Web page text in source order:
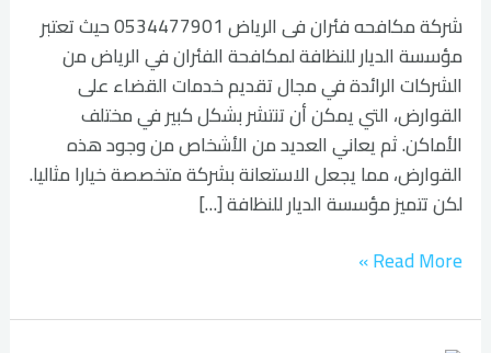
شركة مكافحه فئران فى الرياض 0534477901 حيث تعتبر
مؤسسة الديار للنظافة لمكافحة الفئران في الرياض من
الشركات الرائدة في مجال تقديم خدمات القضاء على
القوارض، التي يمكن أن تنتشر بشكل كبير في مختلف
الأماكن. ثم يعاني العديد من الأشخاص من وجود هذه
القوارض، مما يجعل الاستعانة بشركة متخصصة خيارا مثاليا.
لكن تتميز مؤسسة الديار للنظافة […]
Read More »